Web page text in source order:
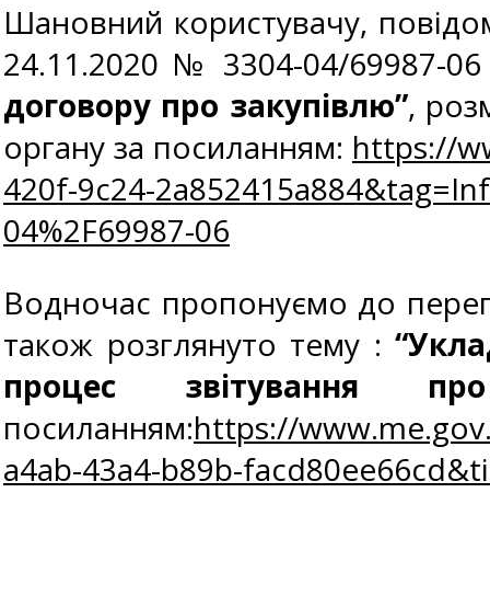
Шановний користувачу,
24.11.2020 № 3304-04/69987-
договору про закупівлю”,
органу за посиланням: https://
420f-9c24-
04%2F69987-06
Водночас пропонуємо до
також розглянуто тему :
процес звітування
посиланням:https://
a4ab-43a4-b89b-